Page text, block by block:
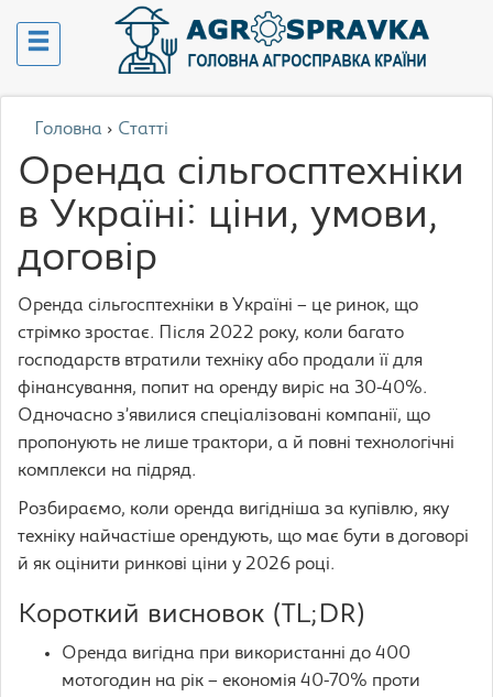
Головна › Статті
Оренда сільгосптехніки
в Україні: ціни, умови,
договір
Оренда сільгосптехніки в Україні – це ринок, що
стрімко зростає. Після 2022 року, коли багато
господарств втратили техніку або продали її для
фінансування, попит на оренду виріс на 30-40%.
Одночасно з’явилися спеціалізовані компанії, що
пропонують не лише трактори, а й повні технологічні
комплекси на підряд.
Розбираємо, коли оренда вигідніша за купівлю, яку
техніку найчастіше орендують, що має бути в договорі
й як оцінити ринкові ціни у 2026 році.
Короткий висновок (TL;DR)
Оренда вигідна при використанні до 400
мотогодин на рік – економія 40-70% проти